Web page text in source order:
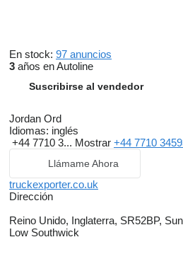
En stock: 97 anuncios
3 años en Autoline
Suscribirse al vendedor
Jordan Ord
Idiomas: inglés
+44 7710 3... Mostrar +44 7710
Llámame Ahora
truckexporter.co.uk
Dirección
Reino Unido, Inglaterra, SR52BP,
Low Southwick